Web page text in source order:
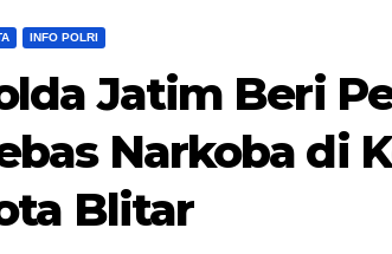
INFO POLRI
Jatim Beri
Narkoba di
Blitar